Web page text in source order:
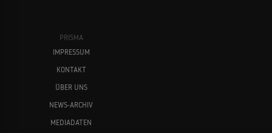
PRISMA
IMPRESSUM
KONTAKT
ÜBER UNS
NEWS-ARCHIV
MEDIADATEN